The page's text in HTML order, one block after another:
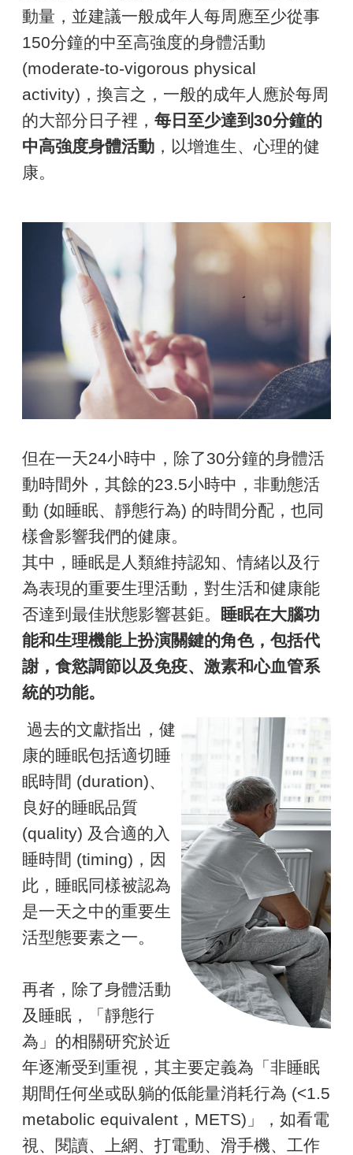
動量，並建議一般成年人每周應至少從事
150分鐘的中至高強度的身體活動
(moderate-to-vigorous physical
activity)，換言之，一般的成年人應於每周
的大部分日子裡， 每日至少達到30分鐘的
中高強度身體活動 ，以增進生、心理的健
康。
但在一天24小時中，除了30分鐘的身體活
動時間外，其餘的23.5小時中，非動態活
動 (如睡眠、靜態行為) 的時間分配，也同
樣會影響我們的健康。
其中，睡眠是人類維持認知、情緒以及行
為表現的重要生理活動，對生活和健康能
否達到最佳狀態影響甚鉅。
睡眠在大腦功
能和生理機能上扮演關鍵的角色，包括代
謝，食慾調節以及免疫、激素和心血管系
統的功能。
過去的文獻指出，健
康的睡眠包括適切睡
眠時間 (duration)、
良好的睡眠品質
(quality) 及合適的入
睡時間 (timing)，因
此，睡眠同樣被認為
是一天之中的重要生
活型態要素之一。
再者，除了身體活動
及睡眠，「靜態行
為」的相關研究於近
年逐漸受到重視，其主要定義為「非睡眠
期間任何坐或臥躺的低能量消耗行為 (<1.5
metabolic equivalent，METS)」，如看電
視、閱讀、上網、打電動、滑手機、工作